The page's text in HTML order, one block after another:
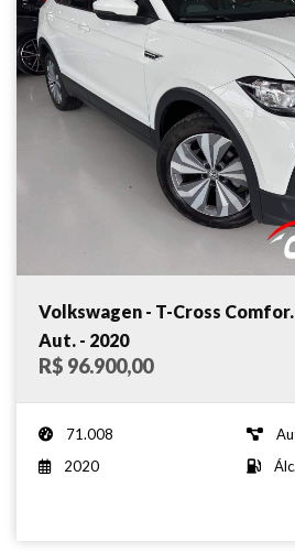
Volkswagen - T-Cross Comfor.
Aut. - 2020
R$ 96.900,00
71.008
2020